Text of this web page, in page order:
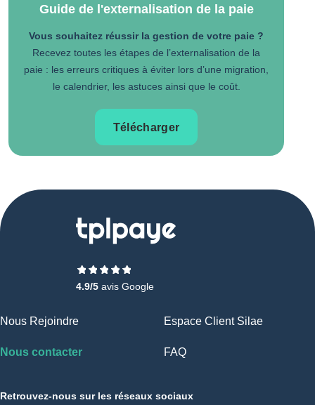
Guide de l'externalisation de la paie
Vous souhaitez réussir la gestion de votre paie ?
Recevez toutes les étapes de l’externalisation de la
paie : les erreurs critiques à éviter lors d’une migration,
le calendrier, les astuces ainsi que le coût.
Télécharger
4.9/5 avis Google
Nous Rejoindre
Nous contacter
Espace Client Silae
FAQ
Retrouvez-nous sur les réseaux sociaux